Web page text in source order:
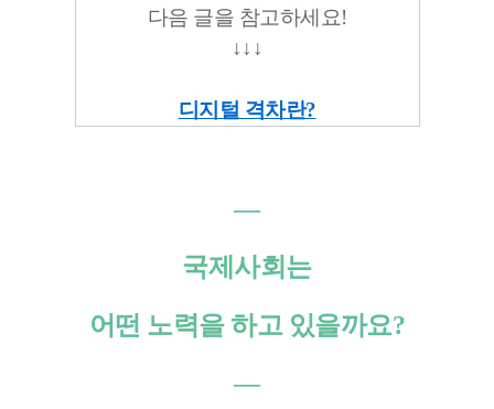
다음 글을 참고하세요!
↓↓ ↓
디지털 격차란?
―
국제사회는
어떤 노력을 하고 있을까요?
―